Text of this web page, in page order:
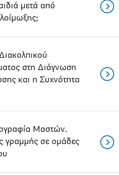
μετά από
στη Διάγνωση
και η Συχνότητα
Μαστών.
γραμμής σε ομάδες